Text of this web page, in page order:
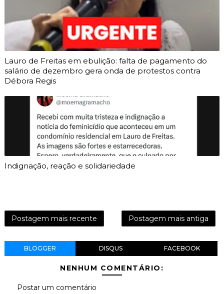
Lauro de Freitas em ebulição: falta de pagamento do
salário de dezembro gera onda de protestos contra
Débora Regis
Indignação, reação e solidariedade
Postagem mais recente Postagem mais antiga
BLOGGER DISQUS FACEBOOK
NENHUM COMENTÁRIO:
Postar um comentário